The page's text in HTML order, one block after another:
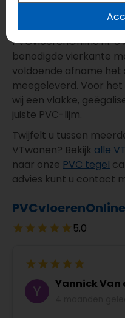
snijverlies
Bestel deze plak PVC
PVCvloerenOnline.nl.
benodigde vierkante
voldoende afname het
meegeleverd. Voor
wij een vlakke,
juiste PVC-lijm.
Twijfelt u tussen
VTwonen? Bekijk alle
naar onze PVC tegel
advies kunt u contact
5.0
Yannick Van